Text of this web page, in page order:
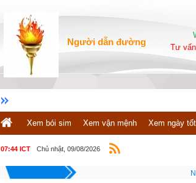
Người dẫn đường
Tư
Xem bói sim Xem vận mệnh Xem ngày
07:44 ICT Chủ nhật, 09/08/2026